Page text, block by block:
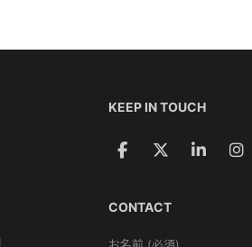
KEEP IN TOUCH
CONTACT